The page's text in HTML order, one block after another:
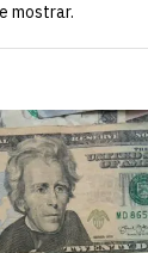
mostrar.